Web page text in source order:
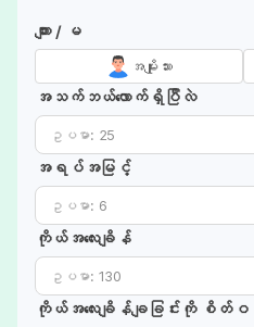
ကျား / မ
အမျိုးသား
အသက်ဘယ်လောက်ရှိပြီလဲ
အရပ်အမြင့်
ကိုယ်အလေးချိန်
ကိုယ်အလေးချိန်ချခြင်းကို စိတ်ဝင်